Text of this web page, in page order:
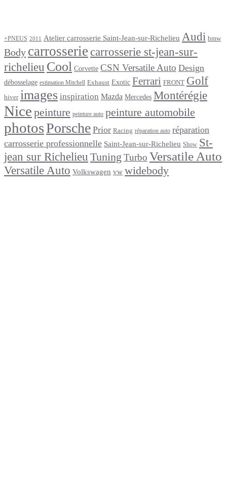
+PNEUS 2011 Atelier carrosserie Saint-Jean-sur-Richelieu Audi bmw
Body carrosserie carrosserie st-jean-sur-
richelieu Cool Corvette CSN Versatile Auto Design
débosselage estimation Mitchell Exhaust Exotic Ferrari FRONT Golf
hiver images inspiration Mazda Mercedes Montérégie
Nice peinture peinture auto peinture automobile
photosPorsche Prior Racing réparation auto réparation
carrosserie professionnelle Saint-Jean-sur-Richelieu Show St-
jean sur Richelieu Tuning Turbo Versatile Auto
Versatile Auto Volkswagen vw widebody